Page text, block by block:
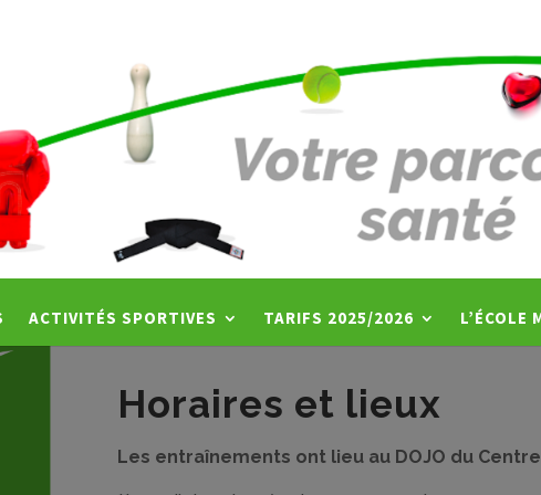
ACTIVITÉS SPORTIVES TARIFS 2025/2026 L’ÉCOLE
karaté do
Horaires et lieux
Les entraînements ont lieu au DOJO du